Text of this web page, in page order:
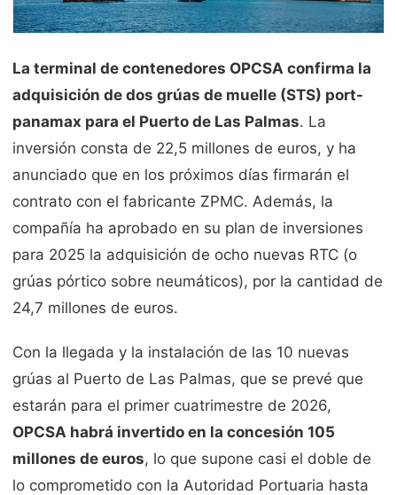
La terminal de contenedores OPCSA confirma la
adquisición de dos grúas de muelle (STS) port-
panamax para el Puerto de Las Palmas. La
inversión consta de 22,5 millones de euros, y ha
anunciado que en los próximos días firmarán el
contrato con el fabricante ZPMC. Además, la
compañía ha aprobado en su plan de inversiones
para 2025 la adquisición de ocho nuevas RTC (o
grúas pórtico sobre neumáticos), por la cantidad de
24,7 millones de euros.
Con la llegada y la instalación de las 10 nuevas
grúas al Puerto de Las Palmas, que se prevé que
estarán para el primer cuatrimestre de 2026,
OPCSA habrá invertido en la concesión 105
millones de euros, lo que supone casi el doble de
lo comprometido con la Autoridad Portuaria hasta